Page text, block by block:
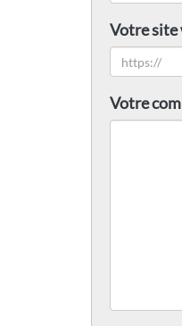
Votre site
Votre